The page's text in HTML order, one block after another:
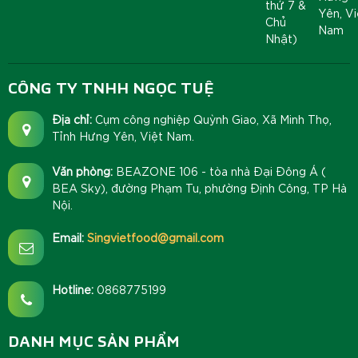
thứ 7 &
Chủ
Nhật)
Yên,
Nam
CÔNG TY TNHH NGỌC TUỆ
Địa chỉ: Cụm công nghiệp Quỳnh Giao, Xã Minh Thọ,
Tỉnh Hưng Yên, Việt Nam.
Văn phòng: BEAZONE 106 - tòa nhà Đại Đông Á (
BEA Sky), đường Phạm Tu, phường Định Công, TP Hà
Nội.
Email: Singvietfood@gmail.com
Hotline: 0868775199
DANH MỤC SẢN PHẨM